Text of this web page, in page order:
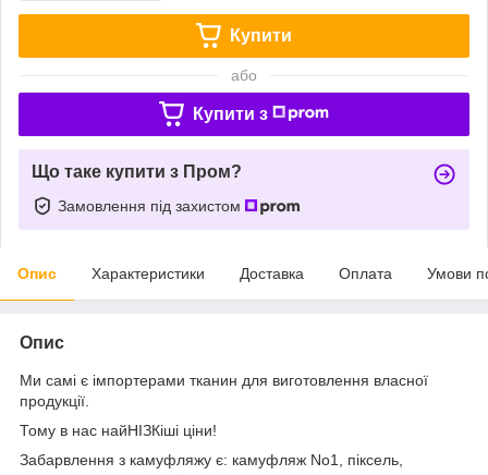
Купити
або
Купити з
Що таке купити з Пром?
Замовлення під захистом
Опис Характеристики Доставка Оплата Умови
Опис
Ми самі є імпортерами тканин для виготовлення власної
продукції.
Тому в нас найНІЗКіші ціни!
Забарвлення з камуфляжу є: камуфляж No1, піксель,